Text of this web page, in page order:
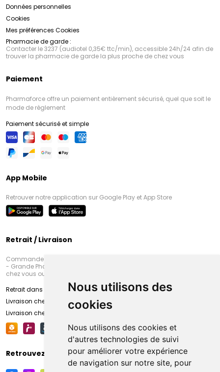
Nous utilisons des
cookies
Nous utilisons des cookies et
d'autres technologies de suivi
pour améliorer votre expérience
de navigation sur notre site, pour
Données personnelles
Cookies
Mes préférences Cookies
Pharmacie de garde :
Contacter le 3237 (audiotel 0,35€ ttc/min), accessible 24h/24 afin de
trouver la pharmacie de garde la plus proche de chez vous
Paiement
Pharmaforce offre un paiement entièrement sécurisé, quel que soit le
mode de règlement
Paiement sécurisé et simple
App Mobile
Retrouver notre application sur Google Play et App Store
Retrait / Livraison
Commandez en ligne et venez chercher votre commande à Amiens
- Grande Pharmacie d’Amiens (Fachon) ou recevez-là rapidement
chez vous ou en point retrait
Retrait dans la pharmacie d’Amiens
Livraison chez vous
Livraison chez votre commerçant
Retrouvez-nous sur vos réseaux sociaux